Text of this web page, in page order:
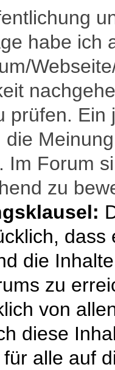
habe ich
prüfen.
die
Im Forum
zu
die
zu
von
diese
alle auf